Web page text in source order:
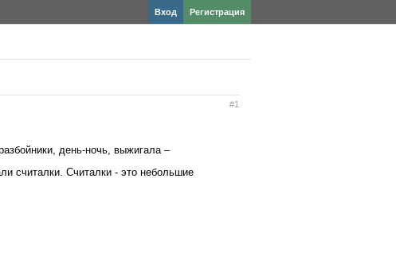
Регистрация
Вход
#1
день-ночь, выжигала –
считалки. Считалки - это небольшие